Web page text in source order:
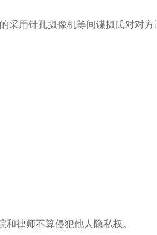
用针孔摄像机等间谍摄氏对对方
律师不算侵犯他人隐私权。